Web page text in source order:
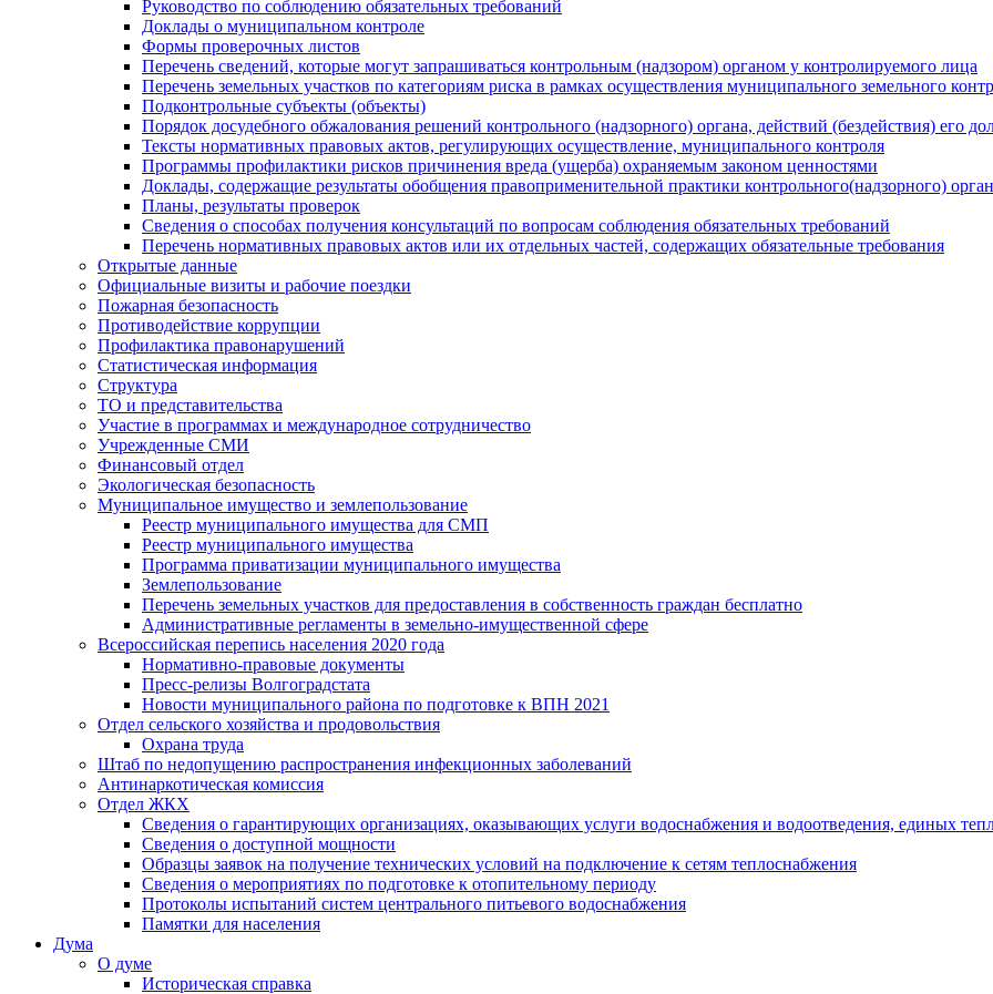
Руководство по соблюдению обязательных требований
Доклады о муниципальном контроле
Формы проверочных листов
Перечень сведений, которые могут запрашиваться контрольным (надзором) органом у контролируемого лица
Перечень земельных участков по категориям риска в рамках осуществления муниципального земельного
Подконтрольные субъекты (объекты)
Порядок досудебного обжалования решений контрольного (надзорного) органа, действий (бездействия) его
Тексты нормативных правовых актов, регулирующих осуществление, муниципального контроля
Программы профилактики рисков причинения вреда (ущерба) охраняемым законом ценностями
Доклады, содержащие результаты обобщения правоприменительной практики контрольного(надзорного)
Планы, результаты проверок
Сведения о способах получения консультаций по вопросам соблюдения обязательных требований
Перечень нормативных правовых актов или их отдельных частей, содержащих обязательные требования
Открытые данные
Официальные визиты и рабочие поездки
Пожарная безопасность
Противодействие коррупции
Профилактика правонарушений
Статистическая информация
Структура
ТО и представительства
Участие в программах и международное сотрудничество
Учрежденные СМИ
Финансовый отдел
Экологическая безопасность
Муниципальное имущество и землепользование
Реестр муниципального имущества для СМП
Реестр муниципального имущества
Программа приватизации муниципального имущества
Землепользование
Перечень земельных участков для предоставления в собственность граждан бесплатно
Административные регламенты в земельно-имущественной сфере
Всероссийская перепись населения 2020 года
Нормативно-правовые документы
Пресс-релизы Волгоградстата
Новости муниципального района по подготовке к ВПН 2021
Отдел сельского хозяйства и продовольствия
Охрана труда
Штаб по недопущению распространения инфекционных заболеваний
Антинаркотическая комиссия
Отдел ЖКХ
Сведения о гарантирующих организациях, оказывающих услуги водоснабжения и водоотведения, единых
Сведения о доступной мощности
Образцы заявок на получение технических условий на подключение к сетям теплоснабжения
Сведения о мероприятиях по подготовке к отопительному периоду
Протоколы испытаний систем центрального питьевого водоснабжения
Памятки для населения
Дума
О думе
Историческая справка